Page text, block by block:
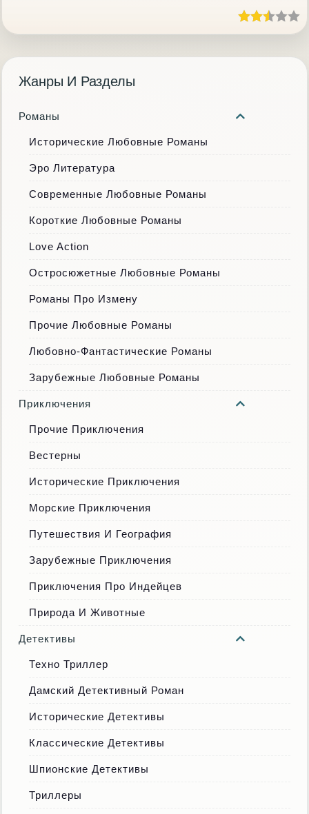
Жанры И Разделы
Романы
Исторические Любовные Романы
Эро Литература
Современные Любовные Романы
Короткие Любовные Романы
Love Action
Остросюжетные Любовные Романы
Романы Про Измену
Прочие Любовные Романы
Любовно-Фантастические Романы
Зарубежные Любовные Романы
Приключения
Прочие Приключения
Вестерны
Исторические Приключения
Морские Приключения
Путешествия И География
Зарубежные Приключения
Приключения Про Индейцев
Природа И Животные
Детективы
Техно Триллер
Дамский Детективный Роман
Исторические Детективы
Классические Детективы
Шпионские Детективы
Триллеры